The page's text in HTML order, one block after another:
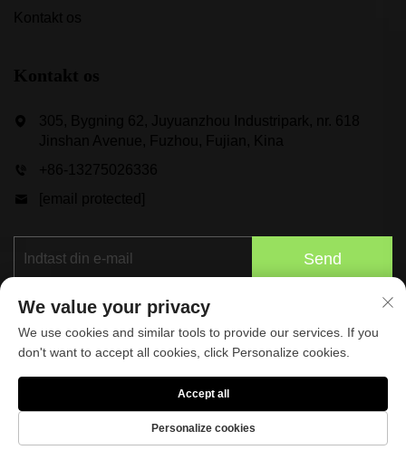
Send
Ophavsret © 2025 tilhører Taspo Sports Manufacture Co.,
Ltd. Privatlivspolitik
We value your privacy
We use cookies and similar tools to provide our services. If you
don't want to accept all cookies, click Personalize cookies.
Personalize cookies
Accept all